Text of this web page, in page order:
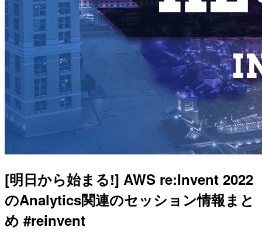
[明日から始まる!] AWS re:Invent 2022
のAnalytics関連のセッション情報まと
め #reinvent